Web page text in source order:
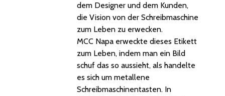
dem Designer und dem Kunden,
die Vision von der Schreibmaschine
zum Leben zu erwecken.
MCC Napa erweckte dieses Etikett
zum Leben, indem man ein Bild
schuf das so aussieht, als handelte
es sich um metallene
Schreibmaschinentasten. In